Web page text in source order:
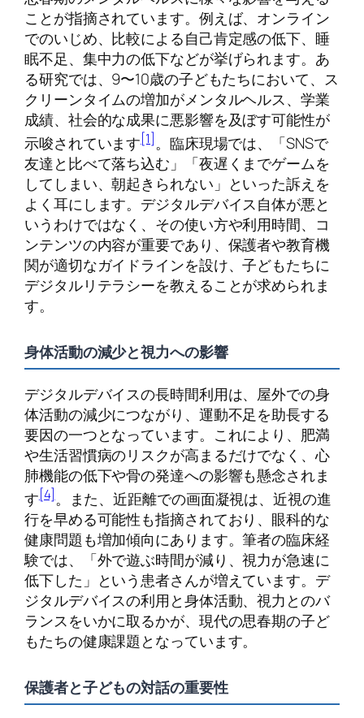
ことが指摘されています。例えば、オンライン
でのいじめ、比較による自己肯定感の低下、睡
眠不足、集中力の低下などが挙げられます。あ
る研究では、9〜10歳の子どもたちにおいて、ス
クリーンタイムの増加がメンタルヘルス、学業
成績、社会的な成果に悪影響を及ぼす可能性が
示唆されています[1]。臨床現場では、「SNSで
友達と比べて落ち込む」「夜遅くまでゲームを
してしまい、朝起きられない」といった訴えを
よく耳にします。デジタルデバイス自体が悪と
いうわけではなく、その使い方や利用時間、コ
ンテンツの内容が重要であり、保護者や教育機
関が適切なガイドラインを設け、子どもたちに
デジタルリテラシーを教えることが求められま
す。
身体活動の減少と視力への影響
デジタルデバイスの長時間利用は、屋外での身
体活動の減少につながり、運動不足を助長する
要因の一つとなっています。これにより、肥満
や生活習慣病のリスクが高まるだけでなく、心
肺機能の低下や骨の発達への影響も懸念されま
す[4]。また、近距離での画面凝視は、近視の進
行を早める可能性も指摘されており、眼科的な
健康問題も増加傾向にあります。筆者の臨床経
験では、「外で遊ぶ時間が減り、視力が急速に
低下した」という患者さんが増えています。デ
ジタルデバイスの利用と身体活動、視力とのバ
ランスをいかに取るかが、現代の思春期の子ど
もたちの健康課題となっています。
保護者と子どもの対話の重要性